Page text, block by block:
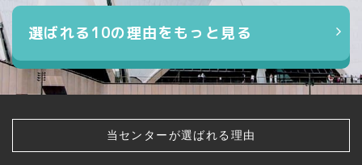
選ばれる10の理由をもっと見る
当センターが選ばれる理由